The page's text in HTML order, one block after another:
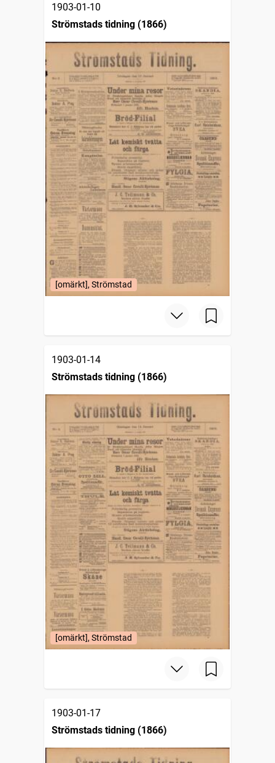
1903-01-10
Strömstads tidning (1866)
[omärkt], Strömstad
1903-01-14
Strömstads tidning (1866)
[omärkt], Strömstad
1903-01-17
Strömstads tidning (1866)